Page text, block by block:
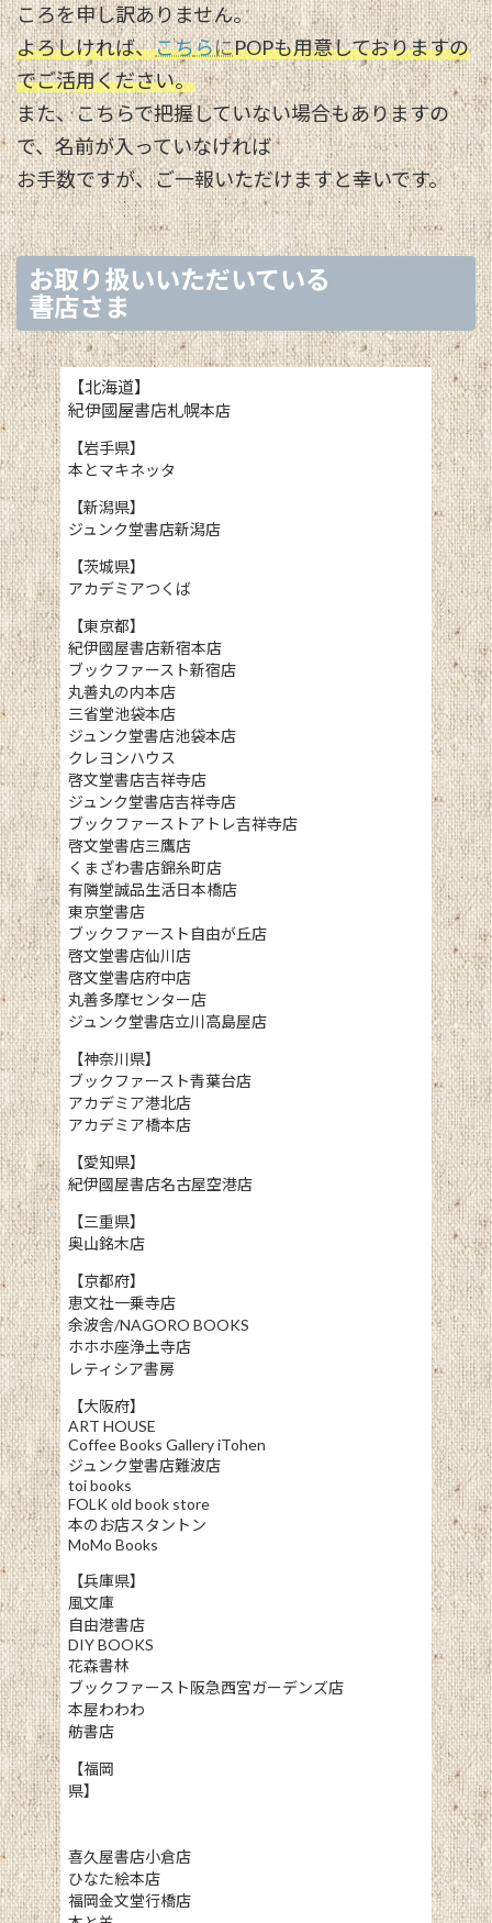
ころを申し訳ありません。
よろしければ、こちらにPOPも用意しておりますの
でご活用ください。
また、こちらで把握していない場合もありますの
で、名前が入っていなければ
お手数ですが、ご一報いただけますと幸いです。
お取り扱いいただいている
書店さま
【北海道】
紀伊國屋書店札幌本店
【岩手県】
本とマキネッタ
【新潟県】
ジュンク堂書店新潟店
【茨城県】
アカデミアつくば
【東京都】
紀伊國屋書店新宿本店
ブックファースト新宿店
丸善丸の内本店
三省堂池袋本店
ジュンク堂書店池袋本店
クレヨンハウス
啓文堂書店吉祥寺店
ジュンク堂書店吉祥寺店
ブックファーストアトレ吉祥寺店
啓文堂書店三鷹店
くまざわ書店錦糸町店
有隣堂誠品生活日本橋店
東京堂書店
ブックファースト自由が丘店
啓文堂書店仙川店
啓文堂書店府中店
丸善多摩センター店
ジュンク堂書店立川高島屋店
【神奈川県】
ブックファースト青葉台店
アカデミア港北店
アカデミア橋本店
【愛知県】
紀伊國屋書店名古屋空港店
【三重県】
奥山銘木店
【京都府】
恵文社一乗寺店
余波舎/NAGORO BOOKS
ホホホ座浄土寺店
レティシア書房
【大阪府】
ART HOUSE
Coffee Books Gallery iTohen
ジュンク堂書店難波店
toi books
FOLK old book store
本のお店スタントン
MoMo Books
【兵庫県】
風文庫
自由港書店
DIY BOOKS
花森書林
ブックファースト阪急西宮ガーデンズ店
本屋わわわ
舫書店
【福岡
県】
喜久屋書店小倉店
ひなた絵本店
福岡金文堂行橋店